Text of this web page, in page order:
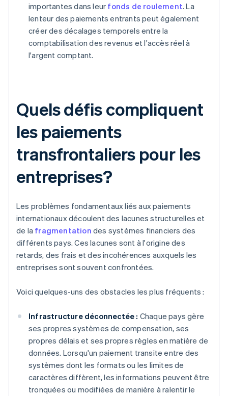
importantes dans leur fonds de roulement. La
lenteur des paiements entrants peut également
créer des décalages temporels entre la
comptabilisation des revenus et l'accès réel à
l'argent comptant.
Quels défis compliquent
les paiements
transfrontaliers pour les
entreprises?
Les problèmes fondamentaux liés aux paiements
internationaux découlent des lacunes structurelles et
de la fragmentation des systèmes financiers des
différents pays. Ces lacunes sont à l'origine des
retards, des frais et des incohérences auxquels les
entreprises sont souvent confrontées.
Voici quelques-uns des obstacles les plus fréquents :
Infrastructure déconnectée : Chaque pays gère
ses propres systèmes de compensation, ses
propres délais et ses propres règles en matière de
données. Lorsqu'un paiement transite entre des
systèmes dont les formats ou les limites de
caractères diffèrent, les informations peuvent être
tronquées ou modifiées de manière à ralentir le